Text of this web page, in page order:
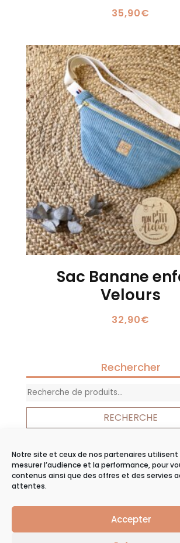
Notre site et ceux de nos partenaires utilisent
mesurer l’audience et la performance, pour
contenus ainsi que des offres et des servies
attentes.
Accepter
35,90€
Sac Banane
Velours
32,90€
Rechercher
Recherche
pour :
RECHERCHE
Panier
Votre panier est vide.
©2019Agence webGroupe Echo |